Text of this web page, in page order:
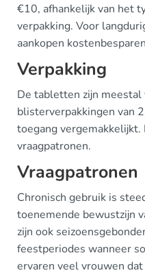
€10, afhankelijk van het
verpakking. Voor
aankopen
Verpakking
De tabletten zijn meestal
blisterverpakkingen van
toegang vergemakkelijkt.
vraagpatronen.
Vraagpatronen
Chronisch gebruik is
toenemende bewustzijn
zijn ook
feestperiodes wanneer
ervaren veel vrouwen